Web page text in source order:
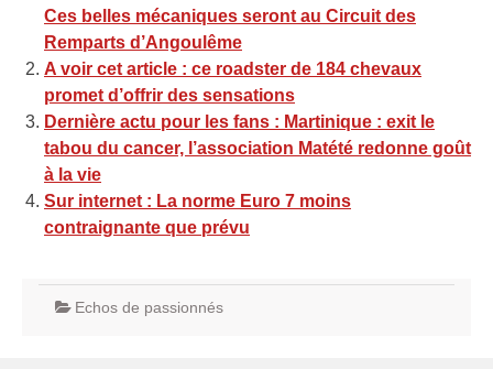
Ces belles mécaniques seront au Circuit des
Remparts d’Angoulême
A voir cet article : ce roadster de 184 chevaux
promet d’offrir des sensations
Dernière actu pour les fans : Martinique : exit le
tabou du cancer, l’association Matété redonne goût
à la vie
Sur internet : La norme Euro 7 moins
contraignante que prévu
Echos de passionnés